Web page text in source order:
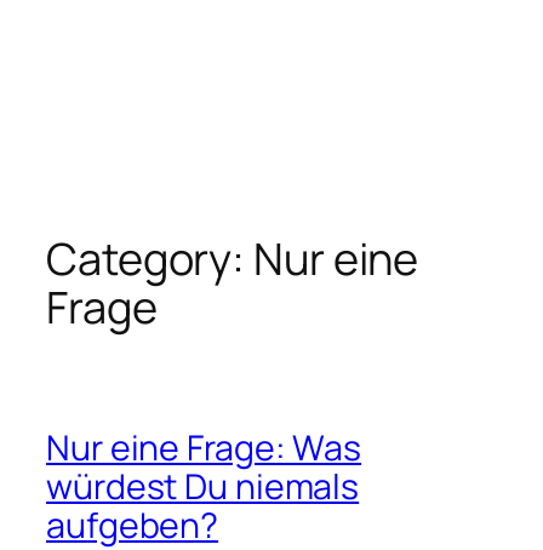
Category: Nur eine
Frage
Nur eine Frage: Was
würdest Du niemals
aufgeben?